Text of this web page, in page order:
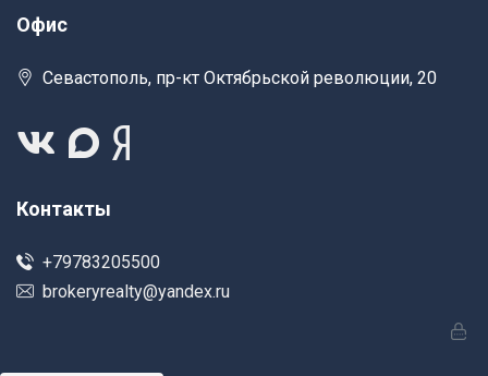
Офис
Севастополь, пр-кт Октябрьской революции, 20
Контакты
+79783205500
brokeryrealty@yandex.ru